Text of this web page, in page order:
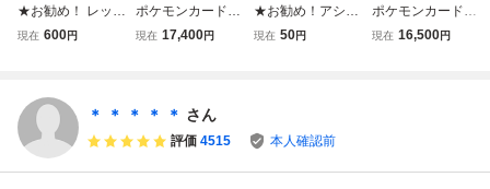
★お勧め！ レック
ウザVMAX ポケモ
カ RRR レックウ
ザvmax
現在 600円
ポケモンカードゲ
ーム ポケカ 拡張
ンク付き
現在 17,400円
★お勧め！アシマ
リ ポケモンカード
現在 50円
ポケモンカードゲ
ーム ポケカ ナ
現在 16,500円
＊ ＊ ＊ ＊ ＊ さん
評価 4515 本人確認前